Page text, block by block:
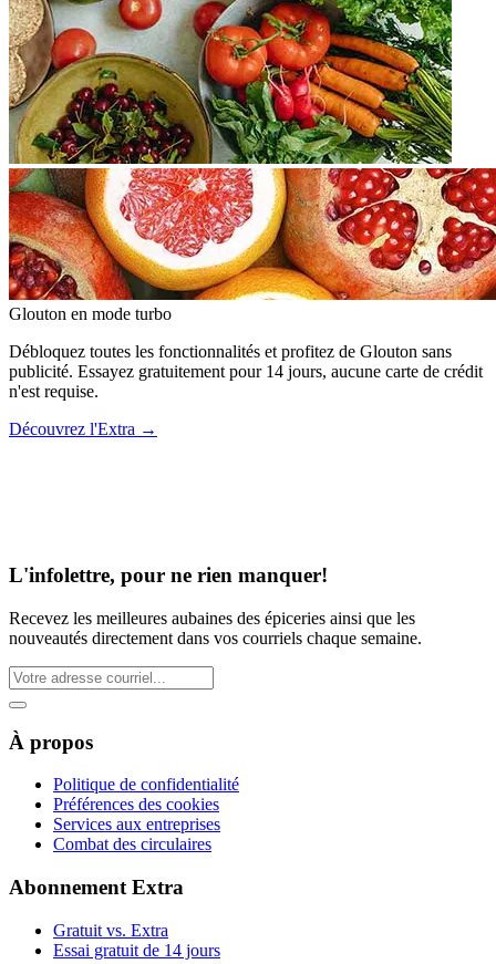
Glouton en mode turbo
Débloquez toutes les fonctionnalités et profitez de Glouton sans
publicité. Essayez gratuitement pour 14 jours, aucune carte de crédit
n'est requise.
Découvrez l'Extra →
L'infolettre, pour ne rien manquer!
Recevez les meilleures aubaines des épiceries ainsi que les
nouveautés directement dans vos courriels chaque semaine.
À propos
Politique de confidentialité
Préférences des cookies
Services aux entreprises
Combat des circulaires
Abonnement Extra
Gratuit vs. Extra
Essai gratuit de 14 jours